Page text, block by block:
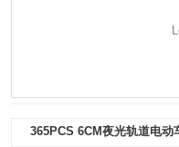
365PCS 6CM夜光轨道电动